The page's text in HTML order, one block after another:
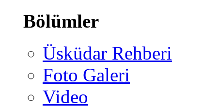
Bölümler
Üsküdar Rehberi
Foto Galeri
Video